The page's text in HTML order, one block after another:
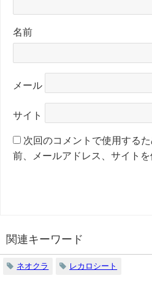
名前
メール
サイト
次回のコメントで使用する
前、メールアドレス、サイトを
関連キーワード
ネオクラ レカロシート